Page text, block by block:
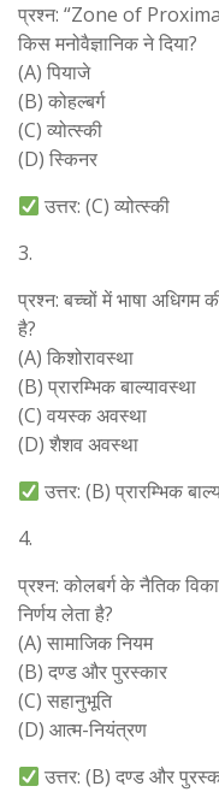
प्रश्न: “Zone of
किस मनोवैज्ञानिक ने दिया?
(A) पियाजे
(B) कोहल्बर्ग
(C) व्योत्स्की
(D) स्किनर
उत्तर: (C) व्योत्स्की
3.
प्रश्न: बच्चों में भाषा अधिगम
है?
(A) किशोरावस्था
(B) प्रारम्भिक बाल्यावस्था
(C) वयस्क अवस्था
(D) शैशव अवस्था
उत्तर: (B) प्रारम्भिक
4.
प्रश्न: कोलबर्ग के नैतिक
निर्णय लेता है?
(A) सामाजिक नियम
(B) दण्ड और पुरस्कार
(C) सहानुभूति
(D) आत्म-नियंत्रण
उत्तर: (B) दण्ड और